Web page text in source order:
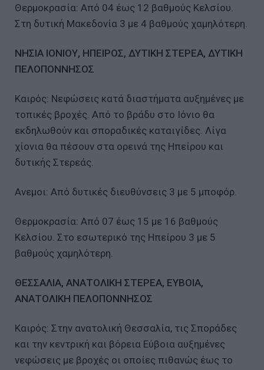
Θερμοκρασία: Από 04 έως 12 βαθμούς Κελσίου.
Στη δυτική Μακεδονία 3 με 4 βαθμούς χαμηλότερη.
ΝΗΣΙΑ ΙΟΝΙΟΥ, ΗΠΕΙΡΟΣ, ΔΥΤΙΚΗ ΣΤΕΡΕΑ, ΔΥΤΙΚΗ
ΠΕΛΟΠΟΝΝΗΣΟΣ
Καιρός: Νεφώσεις κατά διαστήματα αυξημένες με
τοπικές βροχές. Από το βράδυ στο Ιόνιο θα
εκδηλωθούν και σποραδικές καταιγίδες. Λίγα
χίονια θα πέσουν στα ορεινά της Ηπείρου και
δυτικής Στερεάς.
Ανεμοι: Από δυτικές διευθύνσεις 3 με 5 μποφόρ.
Θερμοκρασία: Από 07 έως 15 με 16 βαθμούς
Κελσίου. Στο εσωτερικό της Ηπείρου 3 με 5
βαθμούς χαμηλότερη.
ΘΕΣΣΑΛΙΑ, ΑΝΑΤΟΛΙΚΗ ΣΤΕΡΕΑ, ΕΥΒΟΙΑ,
ΑΝΑΤΟΛΙΚΗ ΠΕΛΟΠΟΝΝΗΣΟΣ
Καιρός: Στην ανατολική Θεσσαλία, τις Σποράδες
και την κεντρική και βόρεια Εύβοια αυξημένες
νεφώσεις με βροχές οι οποίες πιθανώς έως το